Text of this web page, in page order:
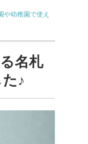
や幼稚園で使え
名札
♪